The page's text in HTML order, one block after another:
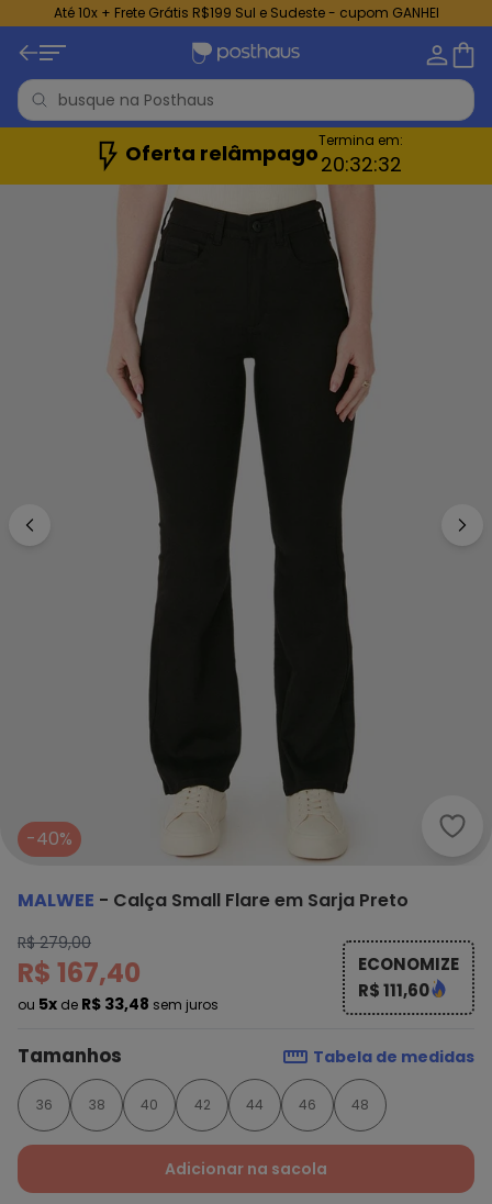
Até 10x + Frete Grátis R$199 Sul e Sudeste - cupom GANHEI
Oferta relâmpagoTermina em:
20:32:30
-40%
MALWEE - Calça Small Flare em Sarja Preto
R$ 279,00
R$ 167,40
ou 5x de R$ 33,48 sem juros
ECONOMIZE
R$ 111,60
Tamanhos Tabela de medidas
36 38 40 42 44 46 48
Adicionar na sacola